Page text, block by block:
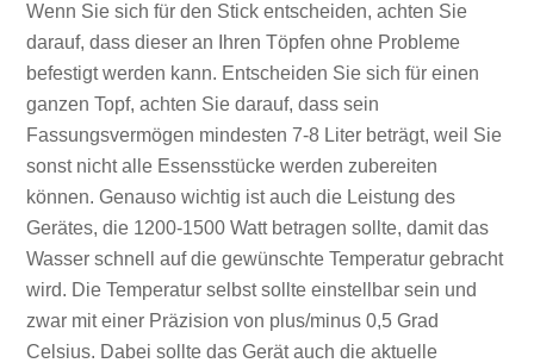
Wenn Sie sich für den Stick entscheiden, achten Sie
darauf, dass dieser an Ihren Töpfen ohne Probleme
befestigt werden kann. Entscheiden Sie sich für einen
ganzen Topf, achten Sie darauf, dass sein
Fassungsvermögen mindesten 7-8 Liter beträgt, weil Sie
sonst nicht alle Essensstücke werden zubereiten
können. Genauso wichtig ist auch die Leistung des
Gerätes, die 1200-1500 Watt betragen sollte, damit das
Wasser schnell auf die gewünschte Temperatur gebracht
wird. Die Temperatur selbst sollte einstellbar sein und
zwar mit einer Präzision von plus/minus 0,5 Grad
Celsius. Dabei sollte das Gerät auch die aktuelle